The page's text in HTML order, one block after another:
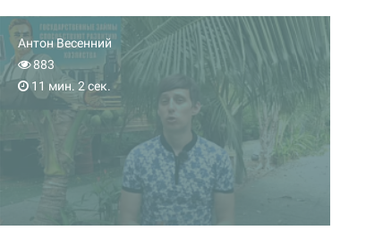
Антон Весенний
883
11 мин. 2 сек.